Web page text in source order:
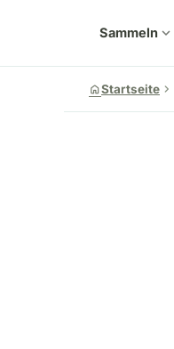
Sammeln expand_more
homeStartseite chevron_right